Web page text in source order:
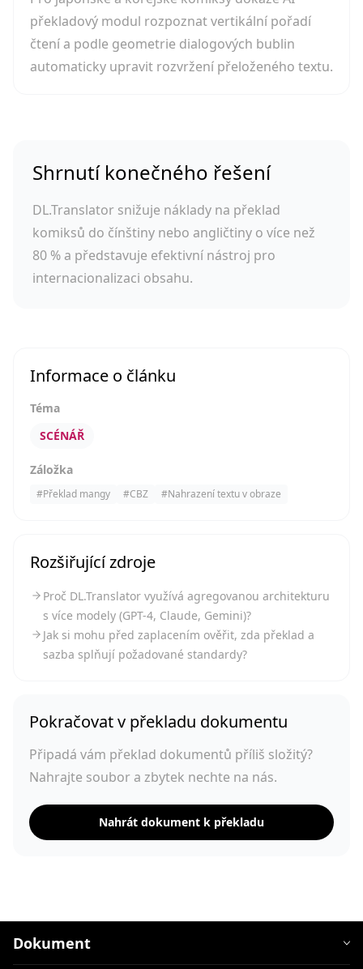
překladový modul rozpoznat vertikální pořadí
čtení a podle geometrie dialogových bublin
automaticky upravit rozvržení přeloženého textu.
Shrnutí konečného řešení
DL.Translator snižuje náklady na překlad
komiksů do čínštiny nebo angličtiny o více než
80 % a představuje efektivní nástroj pro
internacionalizaci obsahu.
Informace o článku
Téma
SCÉNÁŘ
Záložka
#Překlad mangy #CBZ #Nahrazení textu v obraze
Rozšiřující zdroje
Proč DL.Translator využívá agregovanou architekturu
s více modely (GPT-4, Claude, Gemini)?
Jak si mohu před zaplacením ověřit, zda překlad a
sazba splňují požadované standardy?
Pokračovat v překladu dokumentu
Připadá vám překlad dokumentů příliš složitý?
Nahrajte soubor a zbytek nechte na nás.
Nahrát dokument k překladu
Dokument